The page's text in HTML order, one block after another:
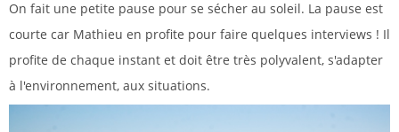
On fait une petite pause pour se sécher au soleil. La pause est
courte car Mathieu en profite pour faire quelques interviews ! Il
profite de chaque instant et doit être très polyvalent, s'adapter
à l'environnement, aux situations.